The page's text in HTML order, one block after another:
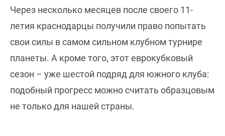
Через несколько месяцев после своего 11-
летия краснодарцы получили право попытать
свои силы в самом сильном клубном турнире
планеты. А кроме того, этот еврокубковый
сезон – уже шестой подряд для южного клуба:
подобный прогресс можно считать образцовым
не только для нашей страны.